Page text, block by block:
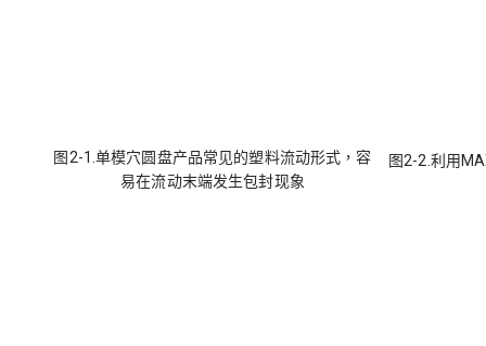
图2-1.单模穴圆盘产品常见的塑料流动形式，容
易在流动末端发生包封现象
图2-2.利用